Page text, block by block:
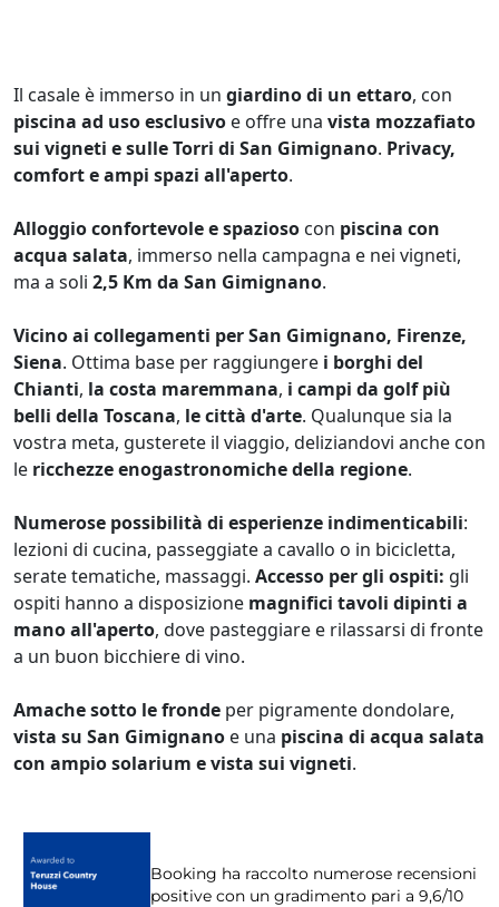
Il casale è immerso in un giardino di un ettaro, con
piscina ad uso esclusivo e offre una vista mozzafiato
sui vigneti e sulle Torri di San Gimignano. Privacy,
comfort e ampi spazi all'aperto.
Alloggio confortevole e spazioso con piscina con
acqua salata, immerso nella campagna e nei vigneti,
ma a soli 2,5 Km da San Gimignano.
Vicino ai collegamenti per San Gimignano, Firenze,
Siena. Ottima base per raggiungere i borghi del
Chianti, la costa maremmana, i campi da golf più
belli della Toscana, le città d'arte. Qualunque sia la
vostra meta, gusterete il viaggio, deliziandovi anche con
le ricchezze enogastronomiche della regione.
Numerose possibilità di esperienze indimenticabili:
lezioni di cucina, passeggiate a cavallo o in bicicletta,
serate tematiche, massaggi. Accesso per gli ospiti: gli
ospiti hanno a disposizione magnifici tavoli dipinti a
mano all'aperto, dove pasteggiare e rilassarsi di fronte
a un buon bicchiere di vino.
Amache sotto le fronde per pigramente dondolare,
vista su San Gimignano e una piscina di acqua salata
con ampio solarium e vista sui vigneti.
Booking ha raccolto numerose recensioni
positive con un gradimento pari a 9,6/10